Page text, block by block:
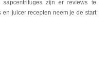
zijn er reviews te
juicer recepten neem je de start